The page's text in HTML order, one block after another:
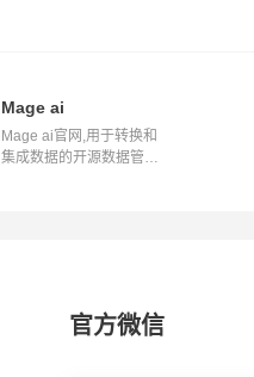
Mage ai
Mage ai官网,用于转换和
集成数据的开源数据管道
官方微信